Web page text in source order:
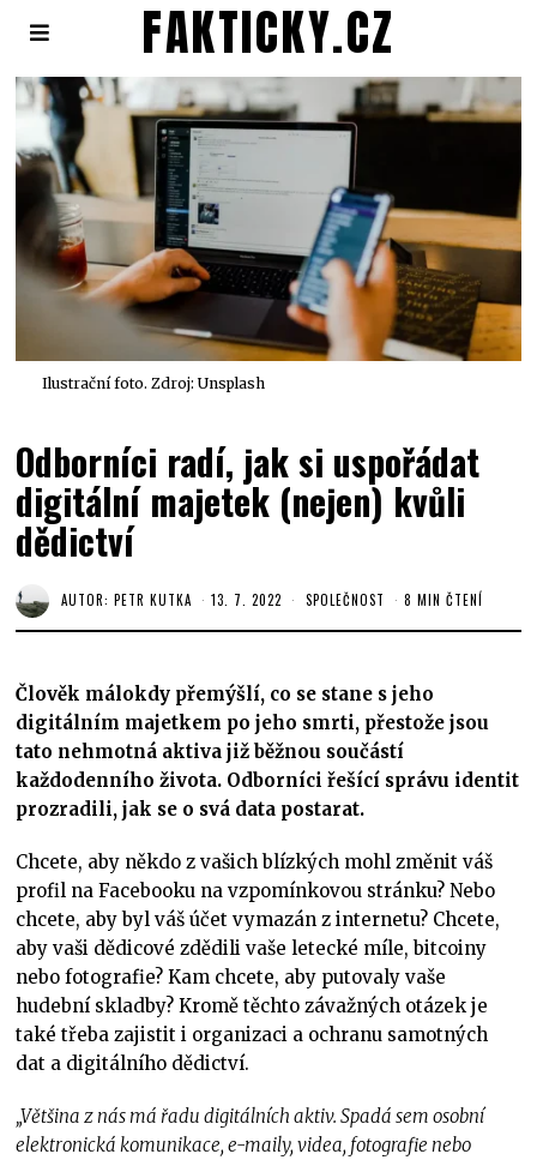
FAKTICKY.CZ
Ilustrační foto. Zdroj: Unsplash
Odborníci radí, jak si uspořádat
digitální majetek (nejen) kvůli
dědictví
AUTOR:PETR KUTKA 13. 7. 2022 SPOLEČNOST 8 MIN ČTENÍ
Člověk málokdy přemýšlí, co se stane s jeho
digitálním majetkem po jeho smrti, přestože jsou
tato nehmotná aktiva již běžnou součástí
každodenního života. Odborníci řešící správu identit
prozradili, jak se o svá data postarat.
Chcete, aby někdo z vašich blízkých mohl změnit váš
profil na Facebooku na vzpomínkovou stránku? Nebo
chcete, aby byl váš účet vymazán z internetu? Chcete,
aby vaši dědicové zdědili vaše letecké míle, bitcoiny
nebo fotografie? Kam chcete, aby putovaly vaše
hudební skladby? Kromě těchto závažných otázek je
také třeba zajistit i organizaci a ochranu samotných
dat a digitálního dědictví.
„Většina z nás má řadu digitálních aktiv. Spadá sem osobní
elektronická komunikace, e-maily, videa, fotografie nebo